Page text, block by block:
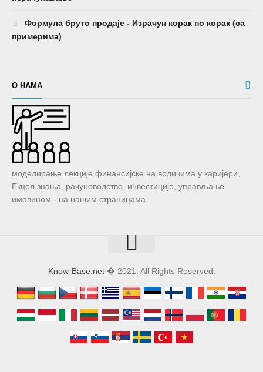
Формула бруто продаје - Израчун корак по корак (са
примерима)
О НАМА
моделирање лекције финансијске на водичима у каријери,
Екцел знања, рачуноводство, инвестиције, управљање
имовином - на нашим страницама
Know-Base.net� 2021. All Rights Reserved.